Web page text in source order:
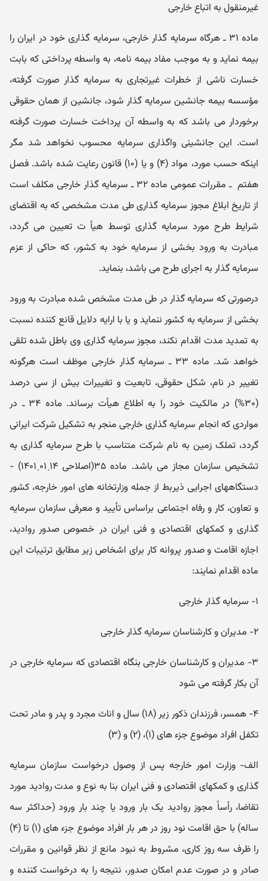
غیرمنقول به اتباع خارجی
ماده ۳۱ ـ هرگاه سرمایه گذار خارجی، سرمایه گذاری خود در ایران را
بیمه نماید و به موجب مفاد بیمه نامه، به واسطه پرداختی که بابت
خسارت ناشی از خطرات غیرتجاری به سرمایه گذار صورت گرفته،
مؤسسه بیمه جانشین سرمایه گذار شود، جانشین از همان حقوقی
برخوردار می باشد که به واسطه آن پرداخت خسارت صورت گرفته
است. این جانشینی واگذاری سرمایه محسوب نخواهد شد مگر
اینکه حسب مورد، مواد (۴) و یا (۱۰) قانون رعایت شده باشد. فصل
هفتم ‌ ـ‌ مقررات عمومی ماده ۳۲ ـ سرمایه گذار خارجی مکلف است
از تاریخ ابلاغ مجوز سرمایه گذاری طی مدت مشخصی که به اقتضای
شرایط طرح مورد سرمایه گذاری توسط هیأ ت تعیین می گردد،
مبادرت به ورود بخشی از سرمایه خود به کشور، که حاکی از عزم
سرمایه گذار به اجرای طرح می باشد، بنماید.
درصورتی که سرمایه گذار در طی مدت مشخص شده مبادرت به ورود
بخشی از سرمایه به کشور ننماید و یا با ارایه دلایل قانع کننده نسبت
به تمدید مدت اقدام نکند، مجوز سرمایه گذاری وی باطل شده تلقی
خواهد شد. ماده ۳۳ ـ سرمایه گذار خارجی موظف است هرگونه
تغییر در نام، شکل حقوقی، تابعیت و تغییرات بیش از سی درصد
(۳۰%) در مالکیت خود را به اطلاع هیأت برساند. ماده ۳۴ ـ در
مواردی که انجام سرمایه گذاری خارجی منجر به تشکیل شرکت ایرانی
گردد، تملک زمین به نام شرکت متناسب با طرح سرمایه گذاری به
تشخیص سازمان مجاز می باشد. ماده ۳۵(اصلاحی ۱۴ˏ۰۱ˏ۱۴۰۱) -
دستگاههای اجرایی ذیربط از جمله وزارتخانه های امور خارجه، کشور
و تعاون، کار و رفاه اجتماعی براساس تأیید و معرفی سازمان سرمایه
گذاری و کمکهای اقتصادی و فنی ایران در خصوص صدور روادید،
اجازه اقامت و صدور پروانه کار برای اشخاص زیر مطابق ترتیبات این
ماده اقدام نمایند:
۱- سرمایه گذار خارجی
۲- مدیران و کارشناسان سرمایه گذار خارجی
۳- مدیران و کارشناسان خارجی بنگاه اقتصادی که سرمایه خارجی در
آن بکار گرفته می شود
۴- همسر، فرزندان ذکور زیر (۱۸) سال و اناث مجرد و پدر و مادر تحت
تکفل افراد موضوع جزء های (۱)، (۲) و (۳)
الف- وزارت امور خارجه پس از وصول درخواست سازمان سرمایه
گذاری و کمکهای اقتصادی و فنی ایران بنا به نوع و مدت روادید مورد
تقاضا، رأساً مجوز روادید یک بار ورود یا چند بار ورود (حداکثر سه
ساله) با حق اقامت نود روز در هر بار افراد موضوع جزء های (۱) تا (۴)
را ظرف سه روز کاری، مشروط به نبود مانع از نظر قوانین و مقررات
صادر و در صورت عدم امکان صدور، نتیجه را به درخواست کننده و